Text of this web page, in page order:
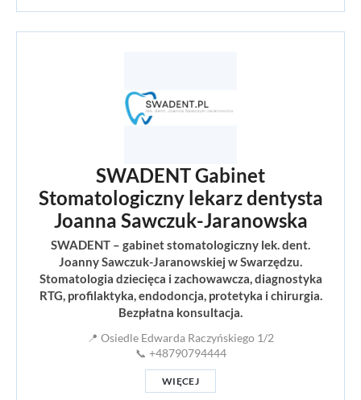
SWADENT Gabinet
Stomatologiczny lekarz dentysta
Joanna Sawczuk-Jaranowska
SWADENT – gabinet stomatologiczny lek. dent.
Joanny Sawczuk-Jaranowskiej w Swarzędzu.
Stomatologia dziecięca i zachowawcza, diagnostyka
RTG, profilaktyka, endodoncja, protetyka i chirurgia.
Bezpłatna konsultacja.
📍 Osiedle Edwarda Raczyńskiego 1/2
📞 +48790794444
WIĘCEJ